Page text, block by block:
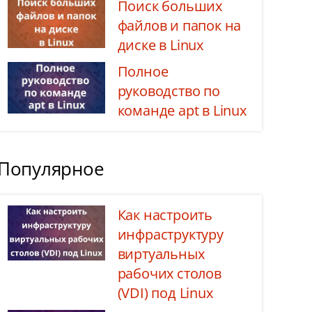
Поиск больших
файлов и папок на
диске в Linux
Полное
руководство по
команде apt в Linux
Как настроить
инфраструктуру
виртуальных
рабочих столов
(VDI) под Linux